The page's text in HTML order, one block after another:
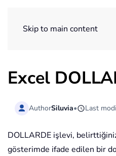
Skip to main content
Excel
AuthorSiluvia• Last
DOLLARDE işlevi,
gösterimde ifade edilen bir